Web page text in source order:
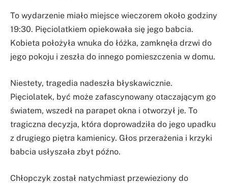
To wydarzenie miało miejsce wieczorem około godziny
19:30. Pięciolatkiem opiekowała się jego babcia.
Kobieta położyła wnuka do łóżka, zamknęła drzwi do
jego pokoju i zeszła do innego pomieszczenia w domu.
Niestety, tragedia nadeszła błyskawicznie.
Pięciolatek, być może zafascynowany otaczającym go
światem, wszedł na parapet okna i otworzył je. To
tragiczna decyzja, która doprowadziła do jego upadku
z drugiego piętra kamienicy. Głos przerażenia i krzyki
babcia usłyszała zbyt późno.
Chłopczyk został natychmiast przewieziony do